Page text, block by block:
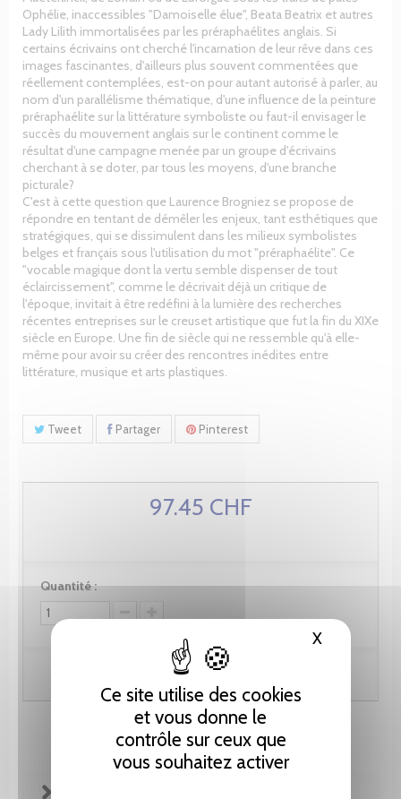
Ce site utilise des cookies
et vous donne le
contrôle sur ceux que
vous souhaitez activer
XMasquer
Ophélie, inaccessibles "Damoiselle élue", Beata Beatrix et autres
Lady Lilith immortalisées par les préraphaélites anglais. Si
certains écrivains ont cherché l'incarnation de leur rêve dans ces
images fascinantes, d'ailleurs plus souvent commentées que
réellement contemplées, est-on pour autant autorisé à parler, au
nom d'un parallélisme thématique, d'une influence de la peinture
préraphaélite sur la littérature symboliste ou faut-il envisager le
succès du mouvement anglais sur le continent comme le
résultat d'une campagne menée par un groupe d'écrivains
cherchant à se doter, par tous les moyens, d'une branche
picturale?
C'est à cette question que Laurence Brogniez se propose de
répondre en tentant de démêler les enjeux, tant esthétiques que
stratégiques, qui se dissimulent dans les milieux symbolistes
belges et français sous l'utilisation du mot "préraphaélite". Ce
"vocable magique dont la vertu semble dispenser de tout
éclaircissement", comme le décrivait déjà un critique de
l'époque, invitait à être redéfini à la lumière des recherches
récentes entreprises sur le creuset artistique que fut la fin du XIXe
siècle en Europe. Une fin de siècle qui ne ressemble qu'à elle-
même pour avoir su créer des rencontres inédites entre
littérature, musique et arts plastiques.
Tweet Partager Pinterest
97.45 CHF
Quantité :
Ajouter au panier